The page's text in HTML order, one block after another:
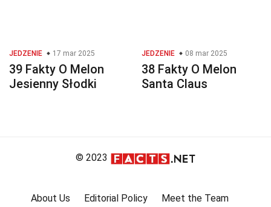
JEDZENIE 17 mar 2025
39 Fakty O Melon
Jesienny Słodki
JEDZENIE 08 mar 2025
38 Fakty O Melon
Santa Claus
© 2023
About Us Editorial Policy
Meet the Team